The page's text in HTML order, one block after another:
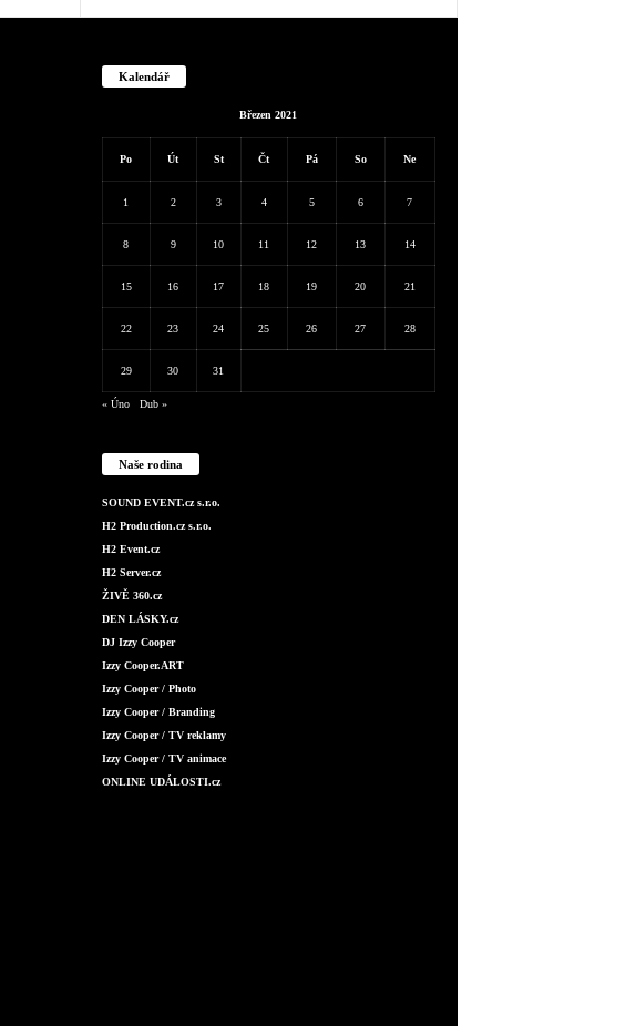
Kalendář
Březen 2021
Po Út St Čt Pá So Ne
1 2 3 4 5 6 7
8 9 10 11 12 13 14
15 16 17 18 19 20 21
22 23 24 25 26 27 28
29 30 31
« Úno Dub »
Naše rodina
SOUND EVENT.cz s.r.o.
H2 Production.cz s.r.o.
H2 Event.cz
H2 Server.cz
ŽIVĚ 360.cz
DEN LÁSKY.cz
DJ Izzy Cooper
Izzy Cooper.ART
Izzy Cooper / Photo
Izzy Cooper / Branding
Izzy Cooper / TV reklamy
Izzy Cooper / TV animace
ONLINE UDÁLOSTI.cz